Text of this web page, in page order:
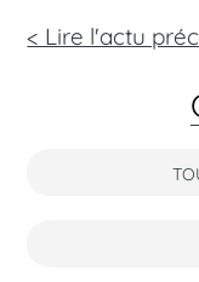
< Lire l'actu